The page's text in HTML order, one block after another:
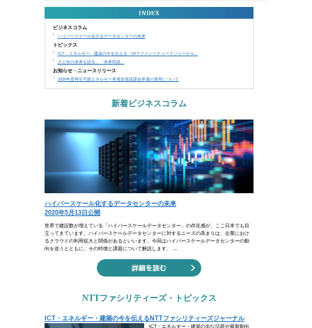
本メールは、NTTアーバンソリューションズグループ
などにご来場、お申込み頂いた方、営業活動で名刺交
“万人心を異にすれば則ち一人
の学者で高祖の孫である劉安が『淮